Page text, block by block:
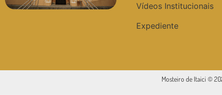
Vídeos Institucionais
Expediente
Mosteiro de Itaici ©